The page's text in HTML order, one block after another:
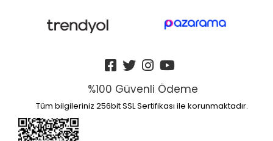
%100 Güvenli Ödeme
Tüm bilgileriniz 256bit SSL Sertifikası ile korunmaktadır.